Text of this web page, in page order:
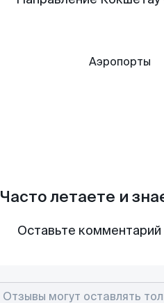
Аэропорты
Часто летаете и
Оставьте